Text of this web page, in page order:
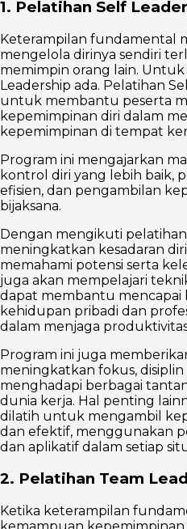
1. Pelatihan Self
Keterampilan fundamental
mengelola dirinya sendiri
memimpin orang lain.
Leadership ada. Pelatihan
untuk membantu peserta
kepemimpinan diri dalam
kepemimpinan di tempat
Program ini mengajarkan
kontrol diri yang lebih baik,
efisien, dan pengambilan
bijaksana.
Dengan mengikuti
meningkatkan kesadaran
memahami potensi serta
juga akan mempelajari
dapat membantu mencapai
kehidupan pribadi dan
dalam menjaga
Program ini juga
meningkatkan fokus,
menghadapi berbagai
dunia kerja. Hal penting
dilatih untuk mengambil
dan efektif, menggunakan
dan aplikatif dalam setiap
2. Pelatihan Team
Ketika keterampilan